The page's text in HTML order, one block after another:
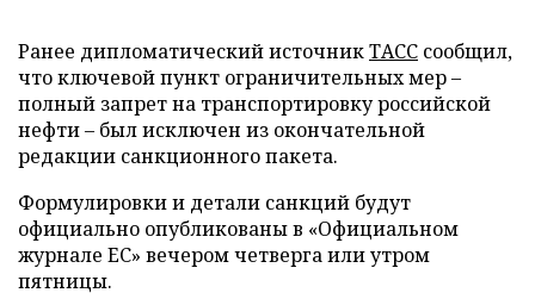
Ранее дипломатический источникТАСС сообщил,
что ключевой пункт ограничительных мер –
полный запрет на транспортировку российской
нефти – был исключен из окончательной
редакции санкционного пакета.
Формулировки и детали санкций будут
официально опубликованы в «Официальном
журнале ЕС» вечером четверга или утром
пятницы.